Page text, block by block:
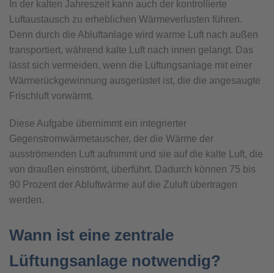
In der kalten Jahreszeit kann auch der kontrollierte
Luftaustausch zu erheblichen Wärmeverlusten führen.
Denn durch die Abluftanlage wird warme Luft nach außen
transportiert, während kalte Luft nach innen gelangt. Das
lässt sich vermeiden, wenn die Lüftungsanlage mit einer
Wärmerückgewinnung ausgerüstet ist, die die angesaugte
Frischluft vorwärmt.
Diese Aufgabe übernimmt ein integrierter
Gegenstromwärmetauscher, der die Wärme der
ausströmenden Luft aufnimmt und sie auf die kalte Luft, die
von draußen einströmt, überführt. Dadurch können 75 bis
90 Prozent der Abluftwärme auf die Zuluft übertragen
werden.
Wann ist eine zentrale
Lüftungsanlage notwendig?